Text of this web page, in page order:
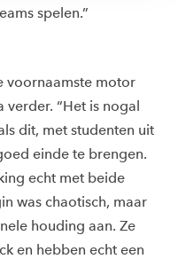
spelen.”
voornaamste motor
verder. “Het is nogal
dit, met studenten uit
einde te brengen.
echt met beide
was chaotisch, maar
houding aan. Ze
en hebben echt een